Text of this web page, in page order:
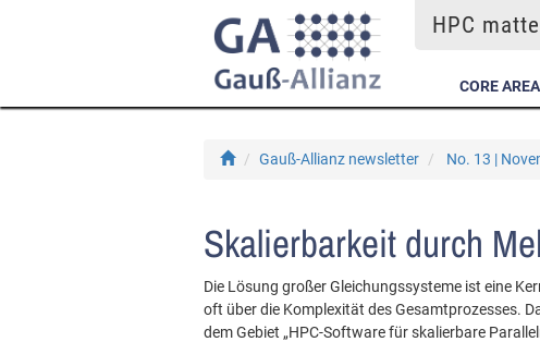
HPC
CORE
Gauß-Allianz newsletter No. 13 |
Skalierbarkeit durch
Die Lösung großer Gleichungssysteme ist eine
oft über die Komplexität des Gesamtprozesses.
dem Gebiet „HPC-Software für skalierbare